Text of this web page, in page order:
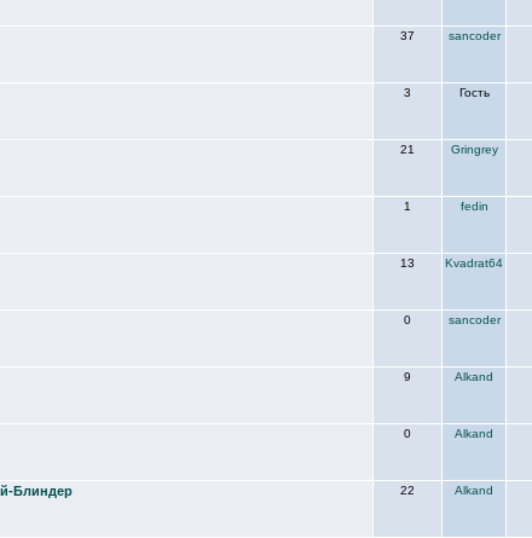
37 sancoder
3 Гость
21 Gringrey
1 fedin
13 Kvadrat64
0 sancoder
9 Alkand
0 Alkand
Блиндер
22 Alkand